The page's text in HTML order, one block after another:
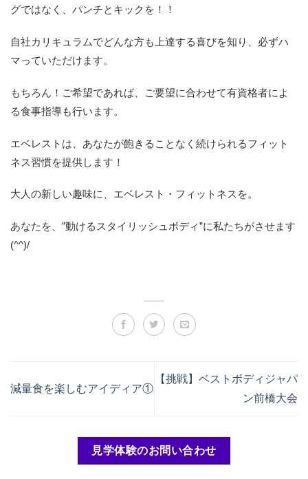
グではなく、パンチとキックを！！
自社カリキュラムでどんな方も上達する喜びを知り、必ずハ
マっていただけます。
もちろん！ご希望であれば、ご要望に合わせて有資格者によ
る食事指導も行います。
エベレストは、あなたが飽きることなく続けられるフィット
ネス習慣を提供します！
大人の新しい趣味に、エベレスト・フィットネスを。
あなたを、”動けるスタイリッシュボディ”に私たちがさせます
(^^)/
減量食を楽しむアイディア①
【挑戦】ベストボディジャパ
ン前橋大会
見学体験のお問い合わせ